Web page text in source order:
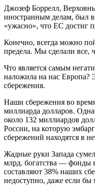
Джозеф Боррелл,
иностранным делам, был
«ужасно», что ЕС достиг
Конечно, всегда можно
предела. Мы сделали все,
Что является самым
наложила на нас Европа?
сбережения.
Наши сбережения во
миллиарда долларов.
около 132 миллиардов
России, на которую
сбережений находятся в
Жадные руки Запада
млрд. богатства — фонды
составляют 38% наших
недоступно, даже если бы